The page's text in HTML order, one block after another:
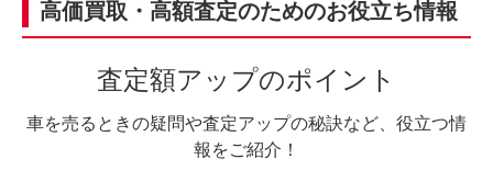
入
秒
料
電
で
高価買取・高額査定のためのお役立ち情報
査定額アップのポイント
車を売るときの疑問や査定アップの秘訣など、役立つ情
報をご紹介！